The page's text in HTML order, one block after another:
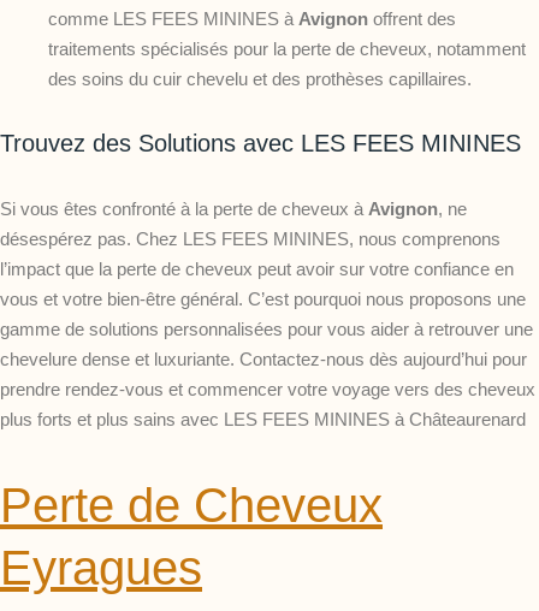
comme LES FEES MININES à Avignon offrent des
traitements spécialisés pour la perte de cheveux, notamment
des soins du cuir chevelu et des prothèses capillaires.
Trouvez des Solutions avec LES FEES MININES
Si vous êtes confronté à la perte de cheveux à Avignon, ne
désespérez pas. Chez LES FEES MININES, nous comprenons
l’impact que la perte de cheveux peut avoir sur votre confiance en
vous et votre bien-être général. C’est pourquoi nous proposons une
gamme de solutions personnalisées pour vous aider à retrouver une
chevelure dense et luxuriante. Contactez-nous dès aujourd’hui pour
prendre rendez-vous et commencer votre voyage vers des cheveux
plus forts et plus sains avec LES FEES MININES à Châteaurenard
Perte de Cheveux
Eyragues